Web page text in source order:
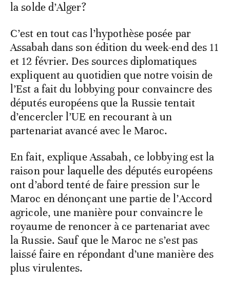
la solde d’Alger?
C’est en tout cas l’hypothèse posée par
Assabah dans son édition du week-end des 11
et 12 février. Des sources diplomatiques
expliquent au quotidien que notre voisin de
l’Est a fait du lobbying pour convaincre des
députés européens que la Russie tentait
d’encercler l’UE en recourant à un
partenariat avancé avec le Maroc.
En fait, explique Assabah, ce lobbying est la
raison pour laquelle des députés européens
ont d’abord tenté de faire pression sur le
Maroc en dénonçant une partie de l’Accord
agricole, une manière pour convaincre le
royaume de renoncer à ce partenariat avec
la Russie. Sauf que le Maroc ne s’est pas
laissé faire en répondant d’une manière des
plus virulentes.